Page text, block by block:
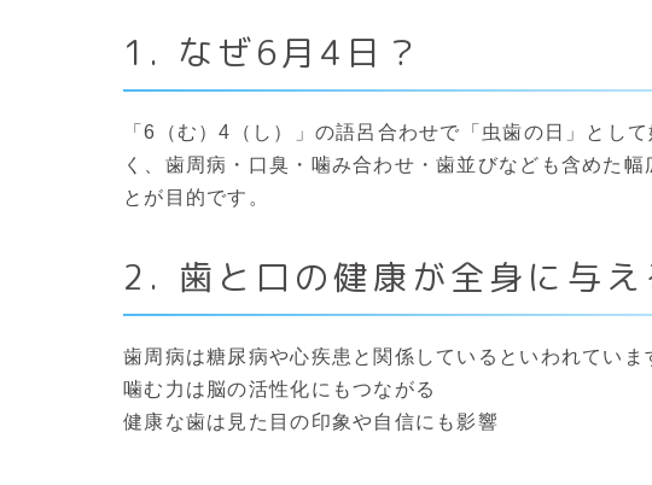
1. なぜ6月4日？
「6（む）4（し）」の語呂合わせで「虫歯の日」とし
く、歯周病・口臭・噛み合わせ・歯並びなども含めた
とが目的です。
2. 歯と口の健康が全身に与え
歯周病は糖尿病や心疾患と関係しているといわれていま
噛む力は脳の活性化にもつながる
健康な歯は見た目の印象や自信にも影響